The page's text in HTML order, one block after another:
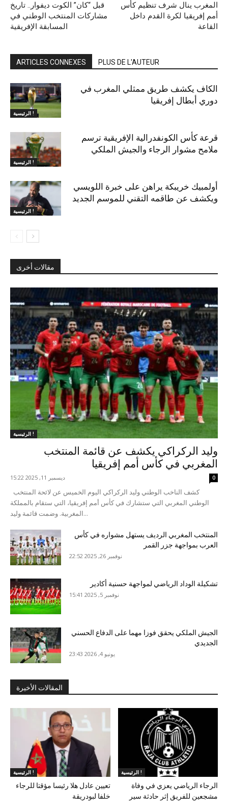
قبل “كان” الكوت ديفوار.. تاريخ
مشاركات المنتخب الوطني في
المسابقة الإفريقية
المغرب ينال شرف تنظيم كأس
أمم إفريقيا لكرة القدم داخل
القاعة
ARTICLES CONNEXES PLUS DE L'AUTEUR
الرئيسية !
الكاف يكشف طريق ممثلي المغرب في
دوري أبطال إفريقيا
الرئيسية !
قرعة كأس الكونفدرالية الإفريقية ترسم
ملامح مشوار الرجاء والجيش الملكي
الرئيسية !
أولمبيك خريبكة يراهن على خبرة اللويسي
ويكشف عن طاقمه التقني للموسم الجديد
مقالات أخرى
الرئيسية !
وليد الركراكي يكشف عن قائمة المنتخب
المغربي في كأس أمم إفريقيا
ديسمبر 11, 2025 15:22 0
الوطني المغربي التي ستشارك في كأس أمم إفريقيا، التي ستقام بالمملكة
المغربية. وضمت قائمة وليد...
المنتخب المغربي الرديف يستهل مشواره في كأس
العرب بمواجهة جزر القمر
نوفمبر 26, 2025 22:52
تشكيلة الوداد الرياضي لمواجهة حسنية أكادير
نوفمبر 5, 2025 15:41
الجيش الملكي يحقق فوزا مهما على الدفاع الحسني
الجديدي
يونيو 4, 2026 23:43
المقالات الأخيرة
الرئيسية !
تعيين عادل هلا رئيسا مؤقتا للرجاء
خلفا لبودريقة
الرئيسية !
الرجاء الرياضي يعزي في وفاة
مشجعين للفريق إثر حادثة سير